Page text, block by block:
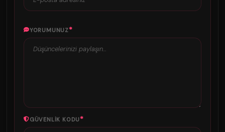
YORUMUNUZ*
GÜVENLIK KODU*